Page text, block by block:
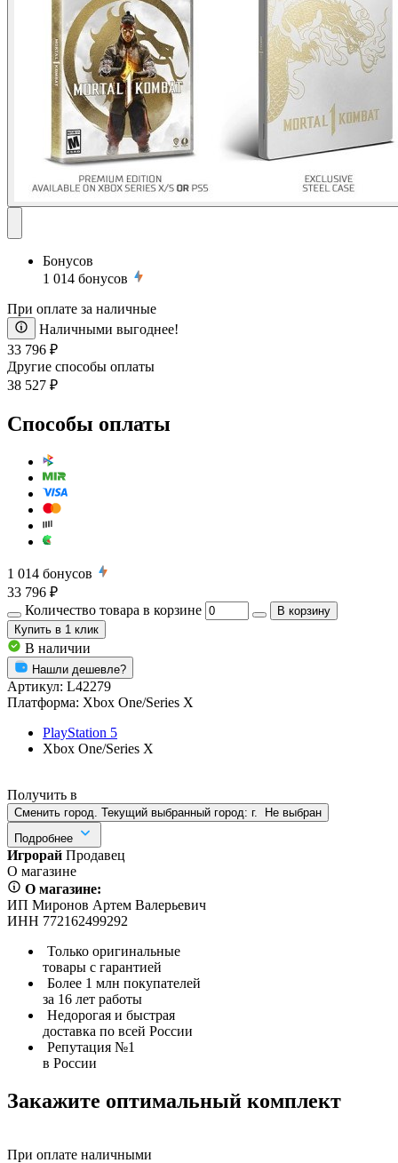
Бонусов
1 014 бонусов
При оплате за наличные
Наличными выгоднее!
33 796 ₽
Другие способы оплаты
38 527 ₽
Способы оплаты
1 014 бонусов
33 796 ₽
Количество товара в корзине
В корзину
Купить в 1 клик
В наличии
Нашли дешевле?
Артикул: L42279
Платформа: Xbox One/Series X
PlayStation 5
Xbox One/Series X
Получить в
Сменить город. Текущий выбранный город: г.
Не выбран
Подробнее
Игрорай Продавец
О магазине
О магазине:
ИП Миронов Артем Валерьевич
ИНН 772162499292
Только оригинальные
товары с гарантией
Более 1 млн покупателей
за 16 лет работы
Недорогая и быстрая
доставка по всей России
Репутация №1
в России
Закажите оптимальный комплект
При оплате наличными